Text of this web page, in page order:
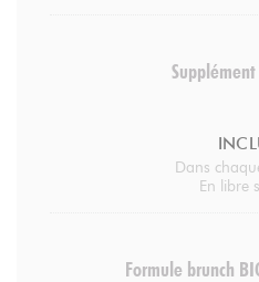
Dans
En libre
Formule brunch